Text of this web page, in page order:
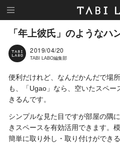
「年上彼氏」のようなハ
2019/04/20
TABI LABO編集部
便利だけれど、なんだかんだで場
も、「Ugao」なら、空いたスペ
きるんです。
シンプルな見た目ですが部屋の隅
きスペースを有効活用できます。
簡単に取り外し・取り付けができ